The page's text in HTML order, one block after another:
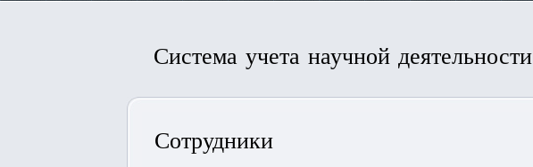
Система учета научной деятельности
Сотрудники